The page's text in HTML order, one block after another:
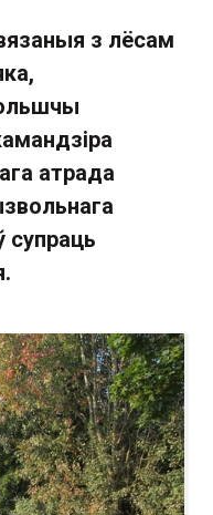
з лёсам
атрада
супраць